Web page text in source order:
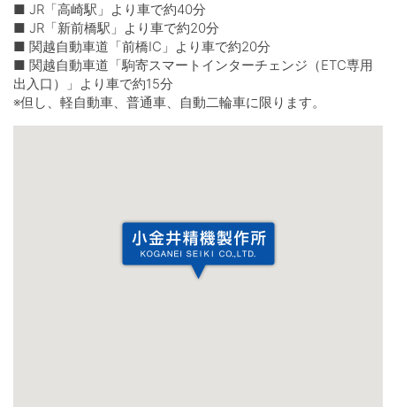
■ JR「高崎駅」より車で約40分
■ JR「新前橋駅」より車で約20分
■ 関越自動車道「前橋IC」より車で約20分
■ 関越自動車道「駒寄スマートインターチェンジ（ETC専用
出入口）」より車で約15分
※但し、軽自動車、普通車、自動二輪車に限ります。